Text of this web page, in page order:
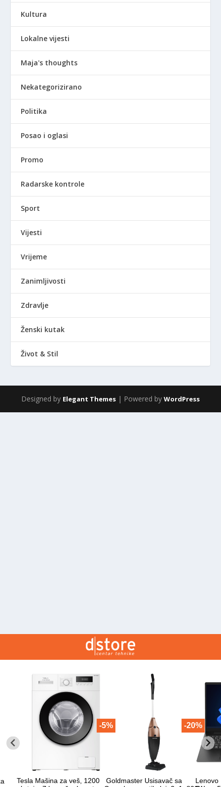
Kultura
Lokalne vijesti
Maja's thoughts
Nekategorizirano
Politika
Posao i oglasi
Promo
Radarske kontrole
Sport
Vijesti
Vrijeme
Zanimljivosti
Zdravlje
Ženski kutak
Život & Stil
Designed by Elegant Themes | Powered by WordPress